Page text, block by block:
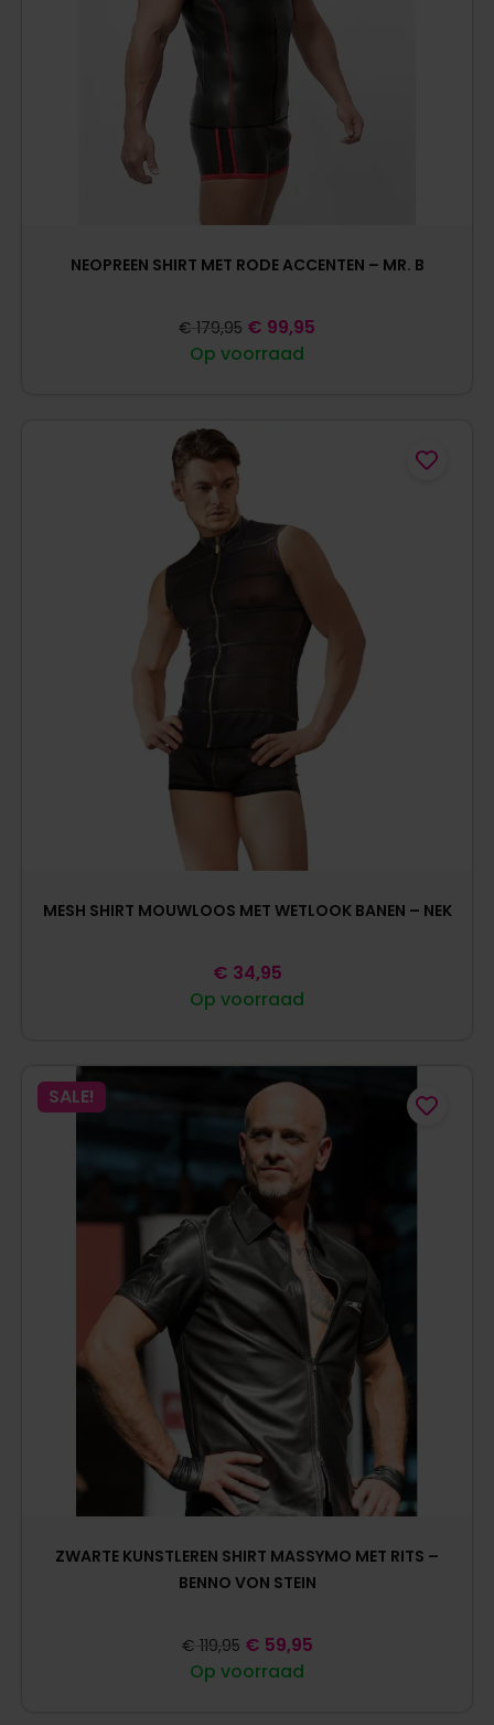
NEOPREEN SHIRT MET RODE ACCENTEN – MR. B
Op voorraad
€ 179,95 € 99,95
MESH SHIRT MOUWLOOS MET WETLOOK BANEN – NEK
Op voorraad
€ 34,95
SALE!
ZWARTE KUNSTLEREN SHIRT MASSYMO MET RITS –
BENNO VON STEIN
Op voorraad
€ 119,95 € 59,95